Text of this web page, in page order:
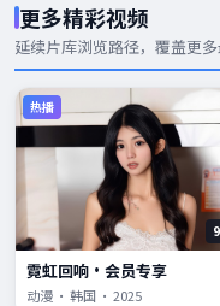
更多精彩视频
延续片库浏览路径，覆盖更多
热播
霓虹回响·会员专享
动漫 · 韩国 · 2025